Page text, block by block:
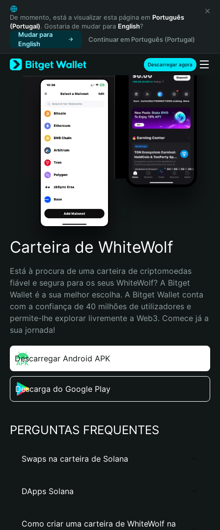
English
日本語
Tiếng Việt
Русский
Español (Latinoamérica)
Türkçe
Italiano
Português (Portugal)
Bahasa Indonesia
Português (Brasil)
Español (Argentina)
De momento, está a visualizar esta página em Português
(Portugal). Gostaria de mudar para English?
Mudar para
English
Continuar em Português (Portugal)
Descarregar agora
Carteira de WhiteWolf
Está à procura de uma carteira de criptomoedas
fiável e segura para os seus WhiteWolf? A Bitget
Wallet é a sua melhor escolha. A Bitget Wallet conta
com a confiança de 40 milhões de utilizadores e
permite-lhe explorar livremente a Web3. Comece já a
sua jornada!
Descarregar Android APK
Descarga do Google Play
PERGUNTAS FREQUENTES
Swaps na carteira de Solana
DApps Solana
Como criar uma carteira de WhiteWolf na